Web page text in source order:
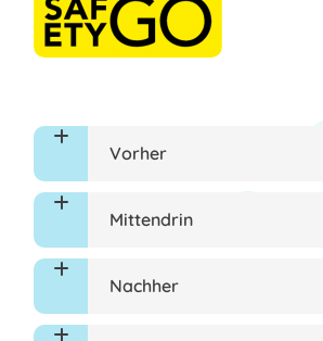
Vorher
Mittendrin
Nachher